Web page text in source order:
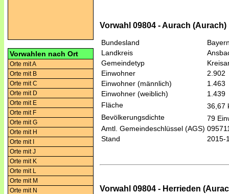
Vorwahlen nach Ort
Orte mit A
Orte mit B
Orte mit C
Orte mit D
Orte mit E
Orte mit F
Orte mit G
Orte mit H
Orte mit I
Orte mit J
Orte mit K
Orte mit L
Orte mit M
Orte mit N
Vorwahl 09804 - Aurach (Aurach)
Bundesland
Landkreis
Gemeindetyp
Einwohner
2.902
Einwohner (männlich)
1.463
Einwohner (weiblich)
1.439
Fläche
36,67
Bevölkerungsdichte
79
Amtl. Gemeindeschlüssel (AGS)
Stand
2015-
Vorwahl 09804 - Herrieden